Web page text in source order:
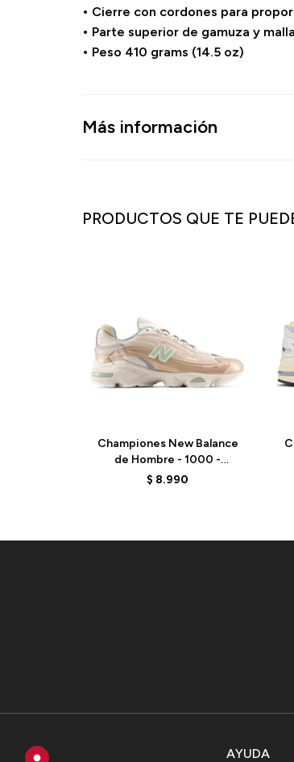
• Cierre con cordones para
• Parte superior de gamuza y
• Peso 410 grams (14.5 oz)
Más información
PRODUCTOS QUE TE
Championes New Balance
de Hombre - 1000 -
M1000DG - DESERT CLAY
$ 8.990
AYUDA